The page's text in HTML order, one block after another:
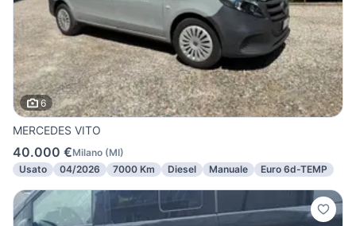
6
MERCEDES VITO
40.000 €Milano (MI)
Usato
04/2026 7000 Km Diesel Manuale Euro 6d-TEMP